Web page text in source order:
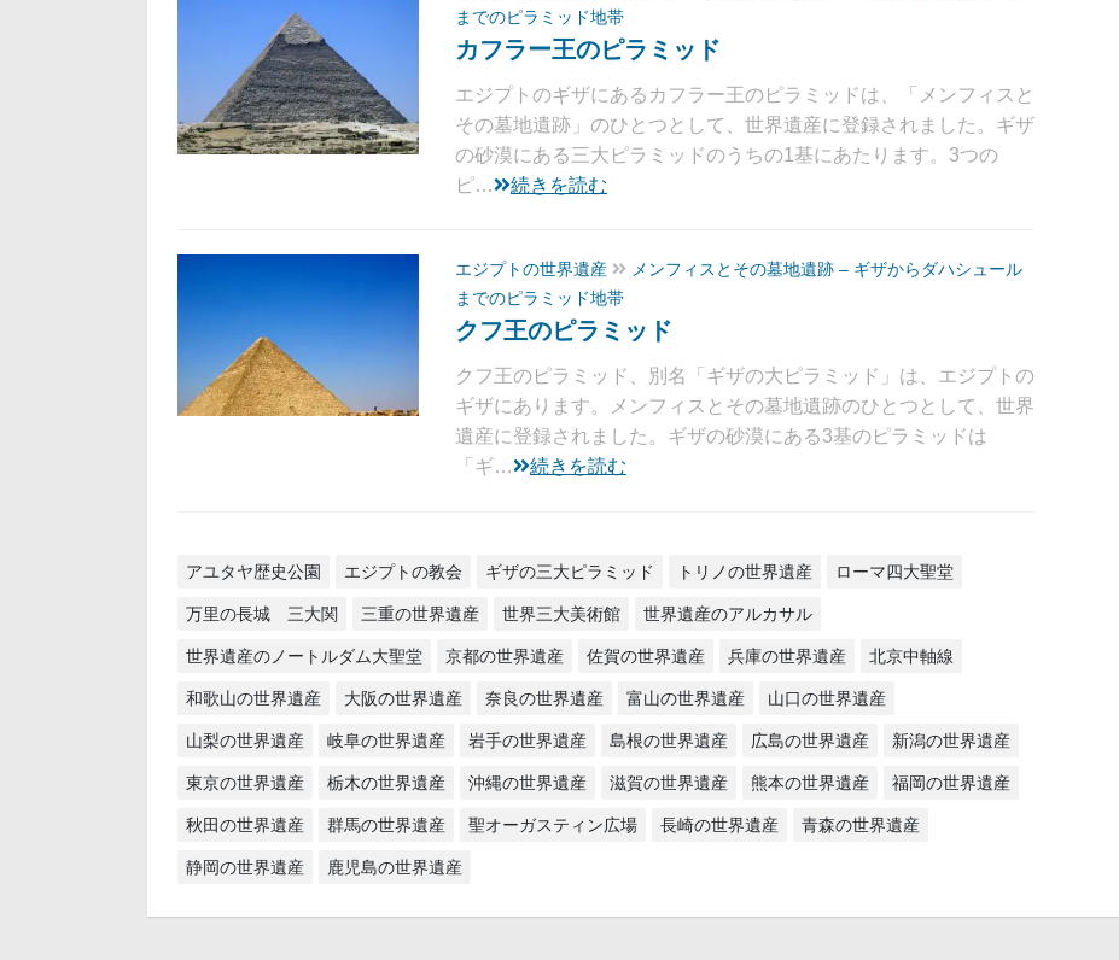
までのピラミッド地帯
カフラー王のピラミッド
エジプトのギザにあるカフラー王のピラミッドは、「メンフィスと
その墓地遺跡」のひとつとして、世界遺産に登録されました。ギザ
の砂漠にある三大ピラミッドのうちの1基にあたります。3つの
ピ…
続きを読む
エジプトの世界遺産
メンフィスとその墓地遺跡 – ギザからダハシュール
までのピラミッド地帯
クフ王のピラミッド
クフ王のピラミッド、別名「ギザの大ピラミッド」は、エジプトの
ギザにあります。メンフィスとその墓地遺跡のひとつとして、世界
遺産に登録されました。ギザの砂漠にある3基のピラミッドは
「ギ…
続きを読む
アユタヤ歴史公園 エジプトの教会 ギザの三大ピラミッド トリノの世界遺産 ローマ四大聖堂
万里の長城 三大関 三重の世界遺産 世界三大美術館 世界遺産のアルカサル
世界遺産のノートルダム大聖堂 京都の世界遺産 佐賀の世界遺産 兵庫の世界遺産 北京中軸線
和歌山の世界遺産 大阪の世界遺産 奈良の世界遺産 富山の世界遺産 山口の世界遺産
山梨の世界遺産 岐阜の世界遺産 岩手の世界遺産 島根の世界遺産 広島の世界遺産 新潟の世界遺産
東京の世界遺産 栃木の世界遺産 沖縄の世界遺産 滋賀の世界遺産 熊本の世界遺産 福岡の世界遺産
秋田の世界遺産 群馬の世界遺産 聖オーガスティン広場 長崎の世界遺産 青森の世界遺産
静岡の世界遺産 鹿児島の世界遺産